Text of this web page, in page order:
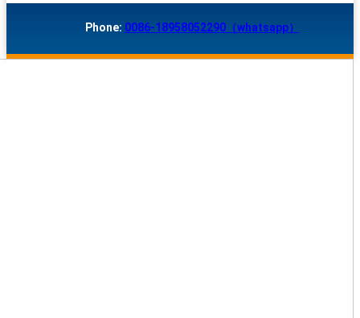
Phone: 0086-18958052290（whatsapp）